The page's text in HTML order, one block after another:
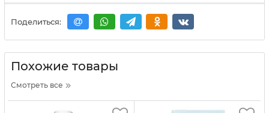
Поделиться:
Похожие товары
Смотреть все